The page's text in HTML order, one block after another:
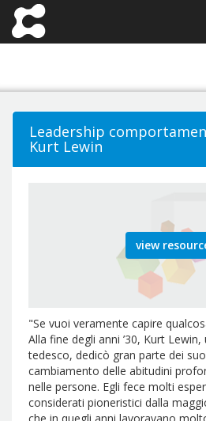
Leadership
Kurt Lewin
view
"Se vuoi veramente capire
Alla fine degli anni ’30, Kurt
tedesco, dedicò gran parte dei
cambiamento delle abitudini
nelle persone. Egli fece molti
considerati pioneristici dalla